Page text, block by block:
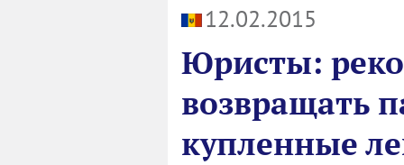
12.02.2015
Юристы:
возвращать
купленные